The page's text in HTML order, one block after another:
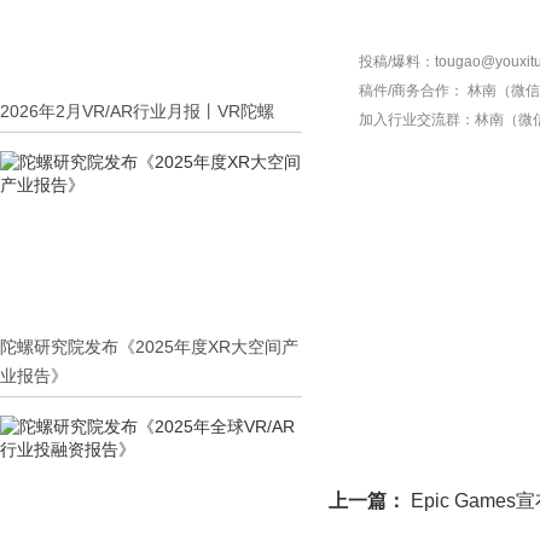
2026年2月VR/AR行业月报丨VR陀螺
陀螺研究院发布《2025年度XR大空间产
业报告》
投稿/爆料：
稿件/商务合作： 林南（微
加入行业交流群： 林南（微
上一篇： Epic Games